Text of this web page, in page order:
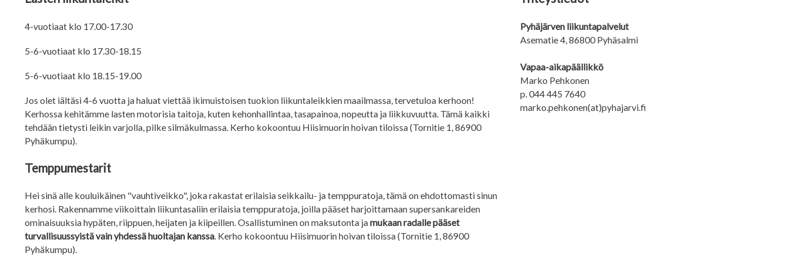
4-vuotiaat klo 17.00-17.30
5-6-vuotiaat klo 17.30-18.15
5-6-vuotiaat klo 18.15-19.00
Jos olet iältäsi 4-6 vuotta ja haluat viettää ikimuistoisen tuokion liikuntaleikkien maailmassa, tervetuloa kerhoon!
Kerhossa kehitämme lasten motorisia taitoja, kuten kehonhallintaa, tasapainoa, nopeutta ja liikkuvuutta. Tämä kaikki
tehdään tietysti leikin varjolla, pilke silmäkulmassa. Kerho kokoontuu Hiisimuorin hoivan tiloissa (Tornitie 1, 86900
Pyhäkumpu).
Temppumestarit
Hei sinä alle kouluikäinen "vauhtiveikko", joka rakastat erilaisia seikkailu- ja temppuratoja, tämä on ehdottomasti sinun
kerhosi. Rakennamme viikoittain liikuntasaliin erilaisia temppuratoja, joilla pääset harjoittamaan supersankareiden
ominaisuuksia hypäten, riippuen, heijaten ja kiipeillen. Osallistuminen on maksutonta jamukaan radalle pääset
turvallisuussyistä vain yhdessä huoltajan kanssa. Kerho kokoontuu Hiisimuorin hoivan tiloissa (Tornitie 1, 86900
Pyhäkumpu).
Pyhäjärven liikuntapalvelut
Asematie 4, 86800 Pyhäsalmi
Vapaa-aikapäällikkö
Marko Pehkonen
p. 044 445 7640
marko.pehkonen(at)pyhajarvi.fi